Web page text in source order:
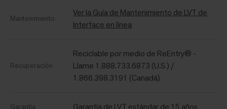
Mantenimiento
Ver la Guía de Mantenimiento de LVT de
Interface en línea
Recuperación
Reciclable por medio de ReEntry® -
Llame 1.888.733.6873 (U.S.) /
1.866.398.3191 (Canadá)
Garantía Garantía de LVT estándar de 15 años